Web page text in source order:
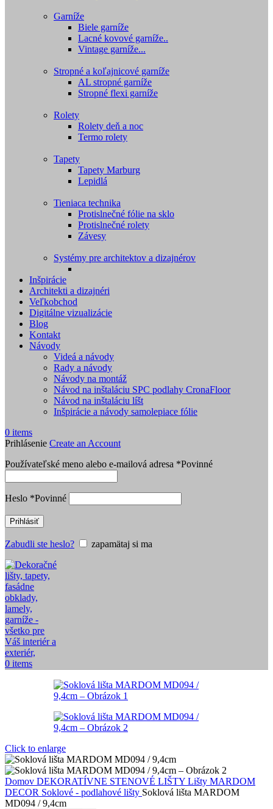
Garníže
Biele garníže
Lacné kovové garníže..
Vintage garníže...
Stropné a koľajnicové garníže
AL stropné garníže
Stropné flexi garníže
Rolety
Rolety deň a noc
Termo rolety
Tapety
Tapety Marburg
Lepidlá
Tieniaca technika
Protislnečné fólie na sklo
Protislnečné rolety
Závesy
Systémy pre architektov a dizajnérov
Inšpirácie
Architekti a dizajnéri
Veľkobchod
Digitálne vizualizácie
Blog
Kontakt
Návody
Videá a návody
Rady a návody
Návody na montáž
Návod na inštaláciu SPC podlahy CronaFloor
Návod na inštaláciu líšt
Inšpirácie a návody samolepiace fólie
0 items
Prihlásenie Create an Account
Používateľské meno alebo e-mailová adresa *Povinné
Heslo *Povinné
Prihlásiť
Zabudli ste heslo? zapamätaj si ma
0 items
Click to enlarge
Domov DEKORATÍVNE STENOVÉ LIŠTY Lišty MARDOM
DECOR Soklové - podlahové lišty Soklová lišta MARDOM
MD094 / 9,4cm